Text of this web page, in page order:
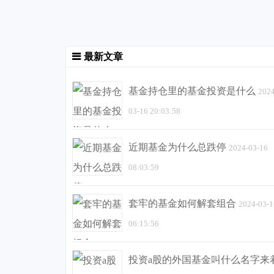
最新文章
基金持仓里的基金投资是什么
03-16 20:03:58
近期基金为什么总跌停 2024-03-16
08:03:59
套牢的基金如何解套组合 2024-03-
06:15:56
投资a股的外国基金叫什么名字来